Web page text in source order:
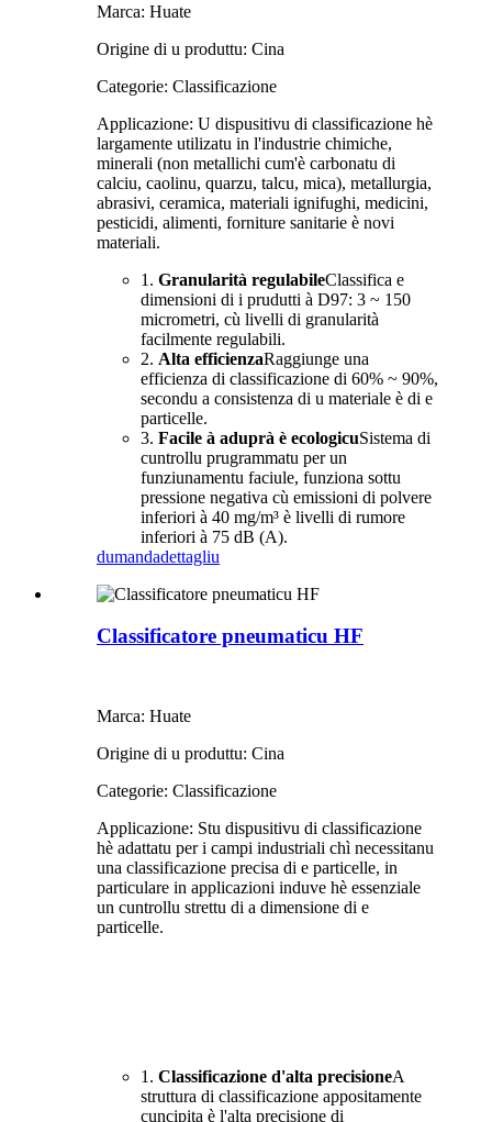
Marca: Huate
Origine di u produttu: Cina
Categorie: Classificazione
Applicazione: U dispusitivu di classificazione hè
largamente utilizatu in l'industrie chimiche,
minerali (non metallichi cum'è carbonatu di
calciu, caolinu, quarzu, talcu, mica), metallurgia,
abrasivi, ceramica, materiali ignifughi, medicini,
pesticidi, alimenti, forniture sanitarie è novi
materiali.
1. Granularità regulabileClassifica e
dimensioni di i prudutti à D97: 3 ~ 150
micrometri, cù livelli di granularità
facilmente regulabili.
2. Alta efficienzaRaggiunge una
efficienza di classificazione di 60% ~ 90%,
secondu a consistenza di u materiale è di e
particelle.
3. Facile à aduprà è ecologicuSistema di
cuntrollu prugrammatu per un
funziunamentu faciule, funziona sottu
pressione negativa cù emissioni di polvere
inferiori à 40 mg/m³ è livelli di rumore
inferiori à 75 dB (A).
dumandadettagliu
Classificatore pneumaticu HF
Marca: Huate
Origine di u produttu: Cina
Categorie: Classificazione
Applicazione: Stu dispusitivu di classificazione
hè adattatu per i campi industriali chì necessitanu
una classificazione precisa di e particelle, in
particulare in applicazioni induve hè essenziale
un cuntrollu strettu di a dimensione di e
particelle.
1. Classificazione d'alta precisioneA
struttura di classificazione appositamente
cuncipita è l'alta precisione di